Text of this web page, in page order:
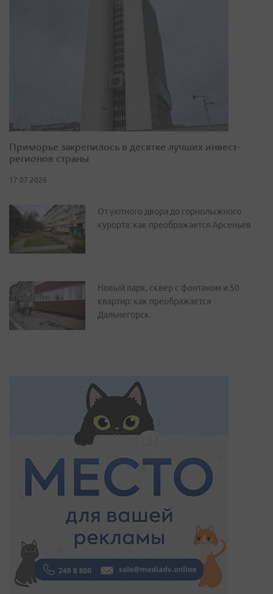
Приморье закрепилось в десятке лучших инвест-
регионов страны
17.07.2026
От уютного двора до горнолыжного
курорта: как преображается Арсеньев
Новый парк, сквер с фонтаном и 50
квартир: как преображается
Дальнегорск